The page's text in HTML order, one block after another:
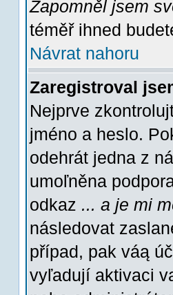
Zapomněl jsem
téměř ihned
Návrat nahoru
Zaregistroval
Nejprve
jméno a heslo.
odehrát jedna z
umoľněna
odkaz ... a je mi
následovat
případ, pak váą
vyľadují aktivaci